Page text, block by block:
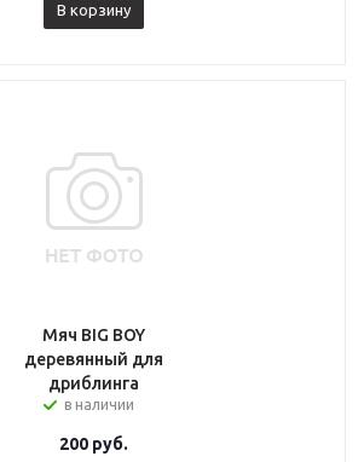
В корзину
Мяч BIG BOY
деревянный для
дриблинга
в наличии
200 руб.